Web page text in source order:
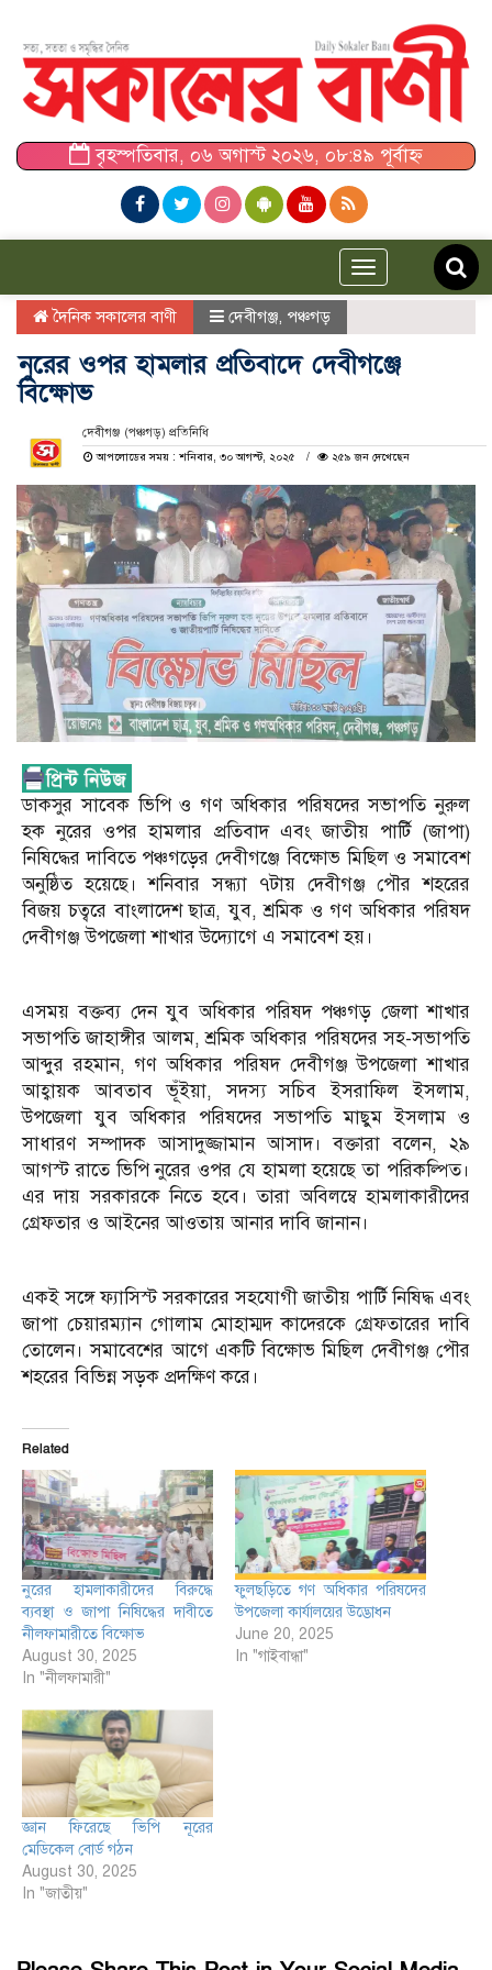
বৃহস্পতিবার, ০৬ অগাস্ট ২০২৬, ০৮:৪৯ পূর্বাহ্ন
Toggle
navigation
দৈনিক সকালের বাণী দেবীগঞ্জ পঞ্চগড়
নুরের ওপর হামলার প্রতিবাদে দেবীগঞ্জে
বিক্ষোভ
দেবীগঞ্জ (পঞ্চগড়) প্রতিনিধি
আপলোডের সময় : শনিবার, ৩০ আগস্ট, ২০২৫
২৫৯ জন দেখেছেন
ডাকসুর সাবেক ভিপি ও গণ অধিকার পরিষদের সভাপতি নুরুল
হক নুরের ওপর হামলার প্রতিবাদ এবং জাতীয় পার্টি (জাপা)
নিষিদ্ধের দাবিতে পঞ্চগড়ের দেবীগঞ্জে বিক্ষোভ মিছিল ও সমাবেশ
অনুষ্ঠিত হয়েছে। শনিবার সন্ধ্যা ৭টায় দেবীগঞ্জ পৌর শহরের
বিজয় চত্বরে বাংলাদেশ ছাত্র, যুব, শ্রমিক ও গণ অধিকার পরিষদ
দেবীগঞ্জ উপজেলা শাখার উদ্যোগে এ সমাবেশ হয়।
এসময় বক্তব্য দেন যুব অধিকার পরিষদ পঞ্চগড় জেলা শাখার
সভাপতি জাহাঙ্গীর আলম, শ্রমিক অধিকার পরিষদের সহ-সভাপতি
আব্দুর রহমান, গণ অধিকার পরিষদ দেবীগঞ্জ উপজেলা শাখার
আহ্বায়ক আবতাব ভূঁইয়া, সদস্য সচিব ইসরাফিল ইসলাম,
উপজেলা যুব অধিকার পরিষদের সভাপতি মাছুম ইসলাম ও
সাধারণ সম্পাদক আসাদুজ্জামান আসাদ। বক্তারা বলেন, ২৯
আগস্ট রাতে ভিপি নুরের ওপর যে হামলা হয়েছে তা পরিকল্পিত।
এর দায় সরকারকে নিতে হবে। তারা অবিলম্বে হামলাকারীদের
গ্রেফতার ও আইনের আওতায় আনার দাবি জানান।
একই সঙ্গে ফ্যাসিস্ট সরকারের সহযোগী জাতীয় পার্টি নিষিদ্ধ এবং
জাপা চেয়ারম্যান গোলাম মোহাম্মদ কাদেরকে গ্রেফতারের দাবি
তোলেন। সমাবেশের আগে একটি বিক্ষোভ মিছিল দেবীগঞ্জ পৌর
শহরের বিভিন্ন সড়ক প্রদক্ষিণ করে।
Related
নুরের হামলাকারীদের বিরুদ্ধে
ব্যবস্থা ও জাপা নিষিদ্ধের দাবীতে
নীলফামারীতে বিক্ষোভ
August 30, 2025
In "নীলফামারী"
ফুলছড়িতে গণ অধিকার পরিষদের
উপজেলা কার্যালয়ের উদ্ভোধন
June 20, 2025
In "গাইবান্ধা"
জ্ঞান ফিরেছে ভিপি নূরের
মেডিকেল বোর্ড গঠন
August 30, 2025
In "জাতীয়"